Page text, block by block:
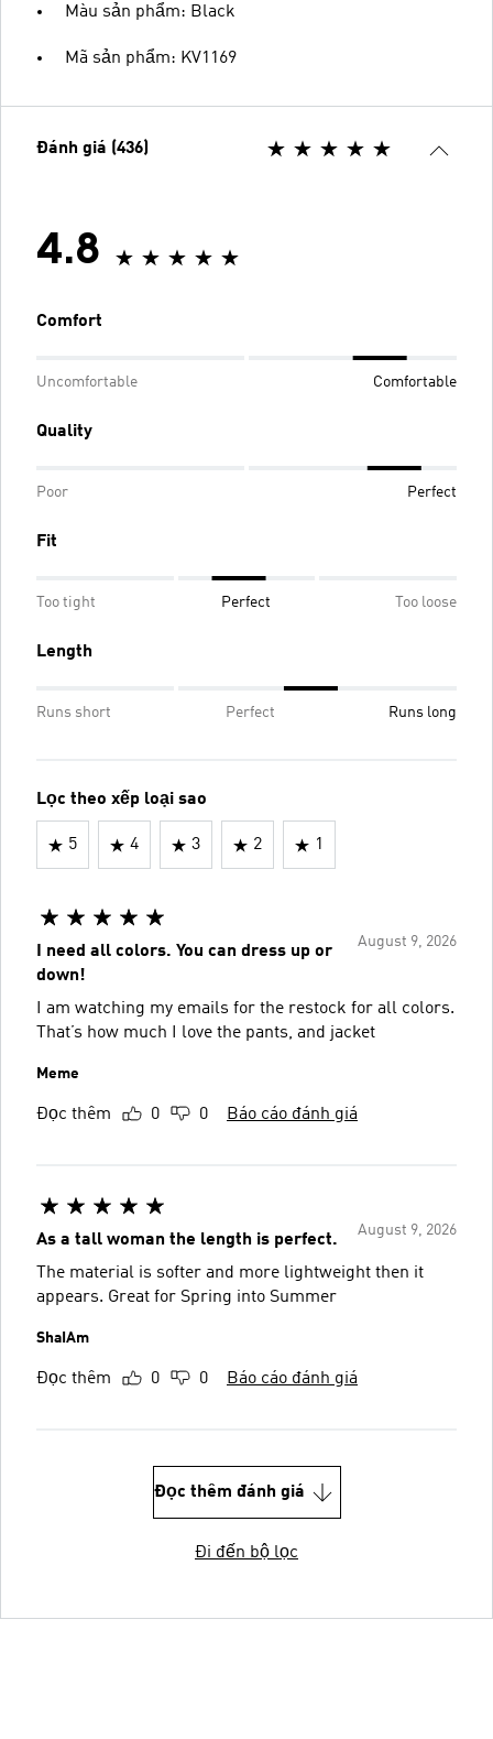
Màu sản phẩm: Black
Mã sản phẩm: KV1169
Đánh giá (436)
4.8
Comfort
Uncomfortable Comfortable
Quality
Poor Perfect
Fit
Too tight Perfect Too loose
Length
Runs short Perfect Runs long
Lọc theo xếp loại sao
5 4 3 2 1
August 9, 2026
I need all colors. You can dress up or
down!
I am watching my emails for the restock for all colors.
That’s how much I love the pants, and jacket
Meme
Đọc thêm 0 0 Báo cáo đánh giá
August 9, 2026
As a tall woman the length is perfect.
The material is softer and more lightweight then it
appears. Great for Spring into Summer
ShaIAm
Đọc thêm 0 0 Báo cáo đánh giá
Đọc thêm đánh giá
Đi đến bộ lọc